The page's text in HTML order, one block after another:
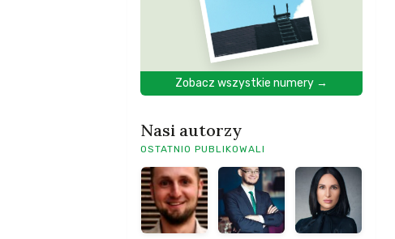
Zobacz wszystkie numery →
Nasi autorzy
OSTATNIO PUBLIKOWALI